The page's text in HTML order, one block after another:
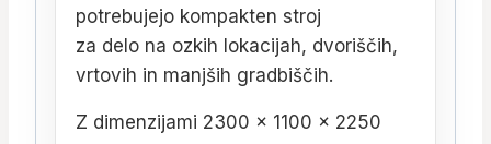
potrebujejo kompakten stroj
za delo na ozkih lokacijah, dvoriščih,
vrtovih in manjših gradbiščih.
Z dimenzijami 2300 × 1100 × 2250